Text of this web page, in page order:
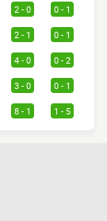
2 - 0 0 - 1
2 - 1 0 - 1
4 - 0 0 - 2
3 - 0 0 - 1
8 - 1 1 - 5